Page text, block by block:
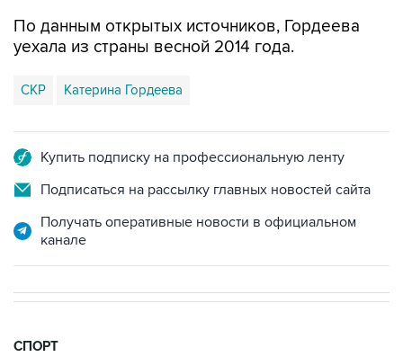
По данным открытых источников, Гордеева
уехала из страны весной 2014 года.
СКР Катерина Гордеева
Купить подписку на профессиональную ленту
Подписаться на рассылку главных новостей сайта
Получать оперативные новости в официальном
канале
СПОРТ